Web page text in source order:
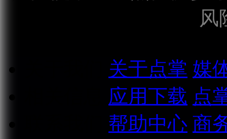
风
关于点掌 媒
应用下载 点
帮助中心 商